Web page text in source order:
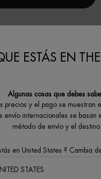
ESTÁS EN
Algunas cosas que debes
precios y el pago se muestran
envío internacionales se basan
método de envío y el destino.
en United States ? Cambia